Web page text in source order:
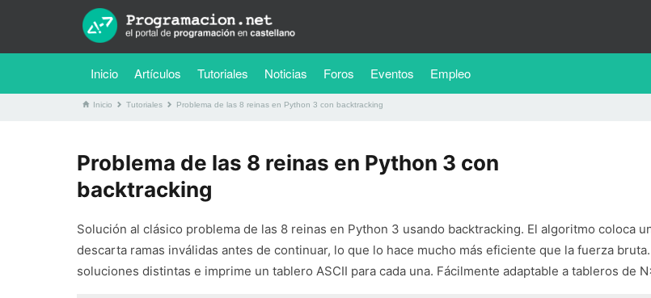
Inicio Artículos Tutoriales (current)
Noticias Foros Eventos Empleo
Inicio Tutoriales Problema de las 8 reinas en Python 3 con backtracking
Problema de las 8 reinas en Python 3 con
backtracking
Solución al clásico problema de las 8 reinas en Python 3 usando backtracking. El algoritmo coloca
descarta ramas inválidas antes de continuar, lo que lo hace mucho más eficiente que la fuerza
soluciones distintas e imprime un tablero ASCII para cada una. Fácilmente adaptable a tableros de